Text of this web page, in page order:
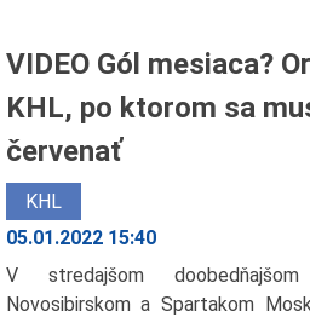
VIDEO Gól mesiaca?
KHL, po ktorom sa
červenať
KHL
05.01.2022 15:40
V stredajšom
Novosibirskom a Spartakom